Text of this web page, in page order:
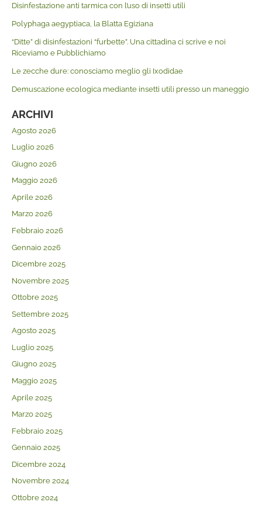
Disinfestazione anti tarmica con l’uso di insetti utili
Polyphaga aegyptiaca, la Blatta Egiziana
“Ditte” di disinfestazioni “furbette”. Una cittadina ci scrive e noi
Riceviamo e Pubblichiamo
Le zecche dure: conosciamo meglio gli Ixodidae
Demuscazione ecologica mediante insetti utili presso un maneggio
ARCHIVI
Agosto 2026
Luglio 2026
Giugno 2026
Maggio 2026
Aprile 2026
Marzo 2026
Febbraio 2026
Gennaio 2026
Dicembre 2025
Novembre 2025
Ottobre 2025
Settembre 2025
Agosto 2025
Luglio 2025
Giugno 2025
Maggio 2025
Aprile 2025
Marzo 2025
Febbraio 2025
Gennaio 2025
Dicembre 2024
Novembre 2024
Ottobre 2024